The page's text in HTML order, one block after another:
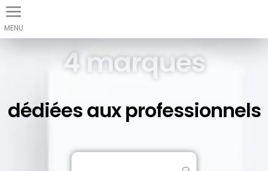
4 marques
dédiées aux professionnels
Panneau de gestion des cookies